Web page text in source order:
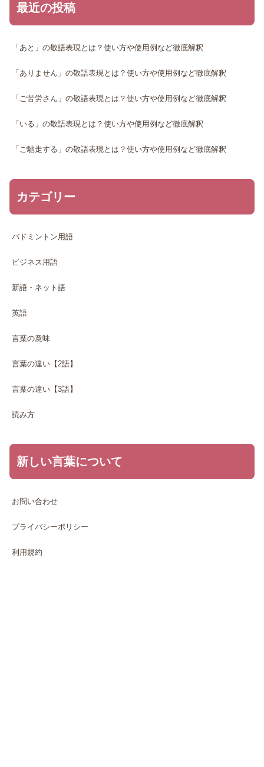
最近の投稿
「あと」の敬語表現とは？使い方や使用例など徹底解釈
「ありません」の敬語表現とは？使い方や使用例など徹底解釈
「ご苦労さん」の敬語表現とは？使い方や使用例など徹底解釈
「いる」の敬語表現とは？使い方や使用例など徹底解釈
「ご馳走する」の敬語表現とは？使い方や使用例など徹底解釈
カテゴリー
バドミントン用語
ビジネス用語
新語・ネット語
英語
言葉の意味
言葉の違い【2語】
言葉の違い【3語】
読み方
新しい言葉について
お問い合わせ
プライバシーポリシー
利用規約